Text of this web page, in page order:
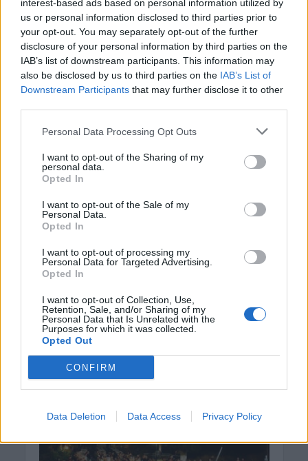
interest-based ads based on personal information utilized by
us or personal information disclosed to third parties prior to
your opt-out. You may separately opt-out of the further
disclosure of your personal information by third parties on the
IAB’s list of downstream participants. This information may
also be disclosed by us to third parties on the IAB’s List of
Downstream Participants that may further disclose it to other
Personal Data Processing Opt Outs
I want to opt-out of the Sharing of my
personal data.
Opted In
I want to opt-out of the Sale of my
Personal Data.
Opted In
I want to opt-out of processing my
Personal Data for Targeted Advertising.
Opted In
I want to opt-out of Collection, Use,
Retention, Sale, and/or Sharing of my
Personal Data that Is Unrelated with the
Purposes for which it was collected.
Opted Out
CONFIRM
Data Deletion Data Access Privacy Policy
ηλιοθεραπεία και πέθανε!
ΓΕΎΣΗ - ΨΥΧΑΓΩΓΊΑ ΝΟΜΌΣ ΧΑΝΊΩΝ
Χανιά: Η παράσταση «Ο Σώζων
Εαυτόν Σωθήτω» στο Θέατρο
Ανατολικής Τάφρου
7 Αυγούστου 2026 12:02
Δημοφιλή αυτή την εβδομάδα